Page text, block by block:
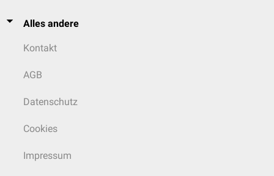
Alles andere
Kontakt
AGB
Datenschutz
Cookies
Impressum